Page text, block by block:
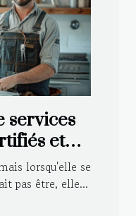
services
et
lorsqu'elle se
pas être, elle...